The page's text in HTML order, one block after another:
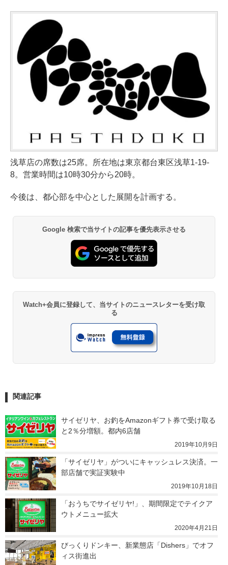
浅草店の席数は25席。所在地は東京都台東区浅草1-19-
8。営業時間は10時30分から20時。
今後は、都心部を中心とした展開を計画する。
Google 検索で当サイトの記事を優先表示させる
Watch+会員に登録して、当サイトのニュースレターを受け取
る
関連記事
サイゼリヤ、お釣をAmazonギフト券で受け取る
と2％分増額。都内6店舗
2019年10月9日
「サイゼリヤ」がついにキャッシュレス決済。一
部店舗で実証実験中
2019年10月18日
「おうちでサイゼリヤ!」、期間限定でテイクア
ウトメニュー拡大
2020年4月21日
びっくりドンキー、新業態店「Dishers」でオフ
ィス街進出